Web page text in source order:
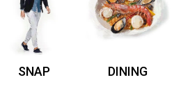
SNAP DINING